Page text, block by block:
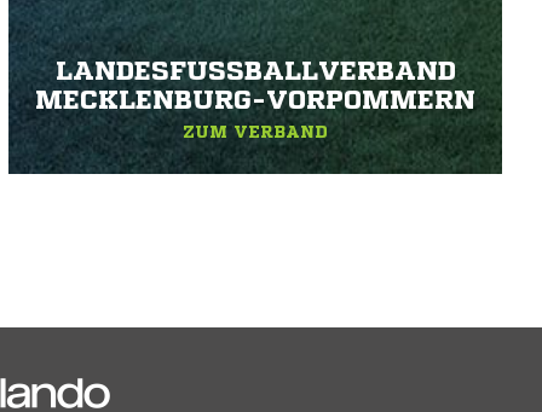
LANDESFUSSBALLVERBAND M
ECKLENBURG-VORPOMMERN
ZUM VERBAND